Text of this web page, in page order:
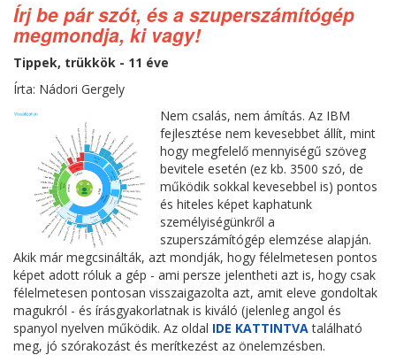
Írj be pár szót, és a szuperszámítógép
megmondja, ki vagy!
Tippek, trükkök - 11 éve
Írta: Nádori Gergely
Nem csalás, nem ámítás. Az IBM
fejlesztése nem kevesebbet állít, mint
hogy megfelelő mennyiségű szöveg
bevitele esetén (ez kb. 3500 szó, de
működik sokkal kevesebbel is) pontos
és hiteles képet kaphatunk
személyiségünkről a
szuperszámítógép elemzése alapján.
Akik már megcsinálták, azt mondják, hogy félelmetesen pontos
képet adott róluk a gép - ami persze jelentheti azt is, hogy csak
félelmetesen pontosan visszaigazolta azt, amit eleve gondoltak
magukról - és írásgyakorlatnak is kiváló (jelenleg angol és
spanyol nyelven működik. Az oldal IDE KATTINTVAtalálható
meg, jó szórakozást és merítkezést az önelemzésben.